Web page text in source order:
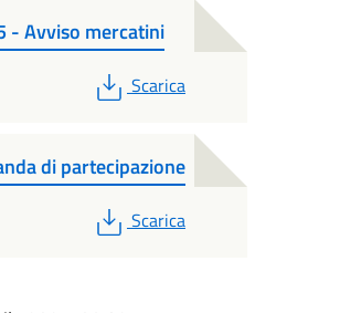
- Avviso mercatini
PDF
Scarica
di partecipazione
PDF
Scarica